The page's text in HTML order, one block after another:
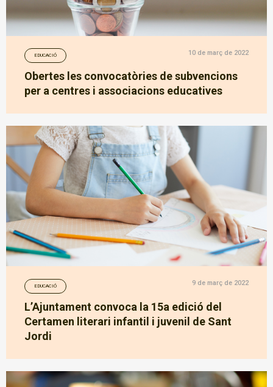
EDUCACIÓ 10 de març de 2022
Obertes les convocatòries de subvencions
per a centres i associacions educatives
EDUCACIÓ 9 de març de 2022
L’Ajuntament convoca la 15a edició del
Certamen literari infantil i juvenil de Sant
Jordi